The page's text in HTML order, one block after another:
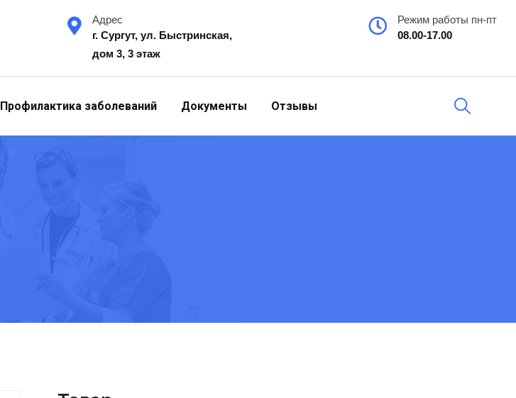
Адрес
г. Сургут, ул. Быстринская,
дом 3, 3 этаж
Режим работы пн-пт
08.00-17.00
Профилактика заболеваний Документы Отзывы